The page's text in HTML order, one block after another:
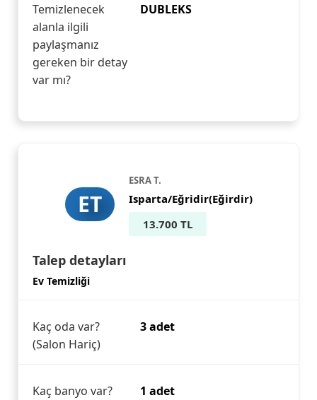
Temizlenecek
alanla ilgili
paylaşmanız
gereken bir detay
var mı?
DUBLEKS
ET
ESRA T.
Isparta/Eğridir(Eğirdir)
13.700 TL
Talep detayları
Ev Temizliği
Kaç oda var?
(Salon Hariç)
3 adet
Kaç banyo var? 1 adet